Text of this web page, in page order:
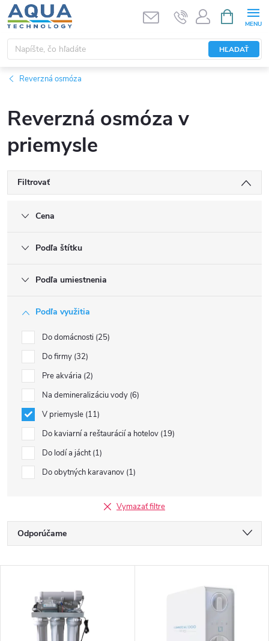
Prejsť
na
obsah
HĽADAŤ
KOŠÍK
Reverzná osmóza
Reverzná osmóza v
priemysle
Filtrovať
Cena
Podľa štítku
Podľa umiestnenia
Podľa využitia
Do domácnosti 25
Do firmy 32
Pre akvária 2
Na demineralizáciu vody 6
V priemysle 11
Do kaviarní a reštaurácií a hotelov 19
Do lodí a jácht 1
Do obytných karavanov 1
Vymazať filtre
R
a
Odporúčame
Najpredávanejšie
Abecedne